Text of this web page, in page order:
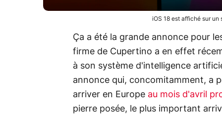
iOS 18 est affiché sur
Ça a été la grande annonce pour
firme de Cupertino a en effet
à son système d'intelligence
annonce qui, concomitamment, a
arriver en Europe au mois d'avril
pierre posée, le plus important